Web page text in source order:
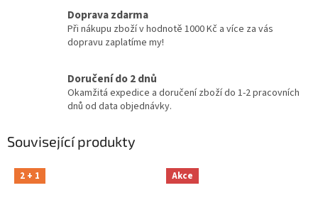
Doprava zdarma
Při nákupu zboží v hodnotě 1000 Kč a více za vás
dopravu zaplatíme my!
Doručení do 2 dnů
Okamžitá expedice a doručení zboží do 1-2 pracovních
dnů od data objednávky.
Související produkty
2 + 1 Akce